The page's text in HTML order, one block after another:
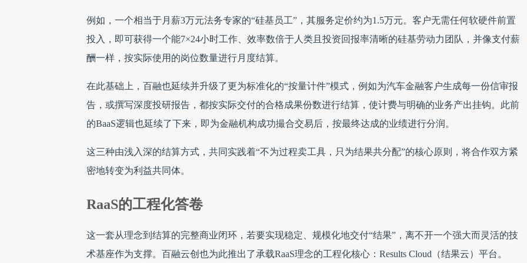
例如，一个相当于月薪3万元法务专家的“硅基员工”，其服务定价约为1.5万元。客户无需任何软硬件前置
投入，即可获得一个能7×24小时工作、效率数倍于人类且投资回报率清晰的硅基劳动力团队，并像支付薪
酬一样，按实际使用的岗位数量进行月度结算。
在此基础上，百融也延续并升级了更为标准化的“按量计件”模式，例如为汽车金融客户生成每一份信审报
告，或撰写深度投研报告，都按实际交付的合格成果份数进行结算，使计费与明确的业务产出挂钩。此前
的BaaS逻辑也延续了下来，即为金融机构成功撮合交易后，按最终达成的业绩进行分润。
这三种由浅入深的结算方式，共同实践着“不为过程卖工具，只为结果共分配”的核心原则，将合作双方紧
密地转变为利益共同体。
RaaS的工程化答卷
这一套从理念到结算的完整商业闭环，若要实现稳定、规模化地交付“结果”，离不开一个强大而灵活的技
术基座作为支撑。百融云创也为此推出了承载RaaS理念的工程化核心：Results Cloud（结果云）平台。